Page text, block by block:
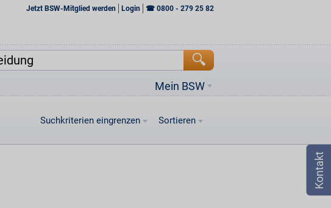
Jetzt BSW-Mitglied werden Login ☎ 0800 - 279 25 82
Mein BSW
Suchkriterien eingrenzen Sortieren